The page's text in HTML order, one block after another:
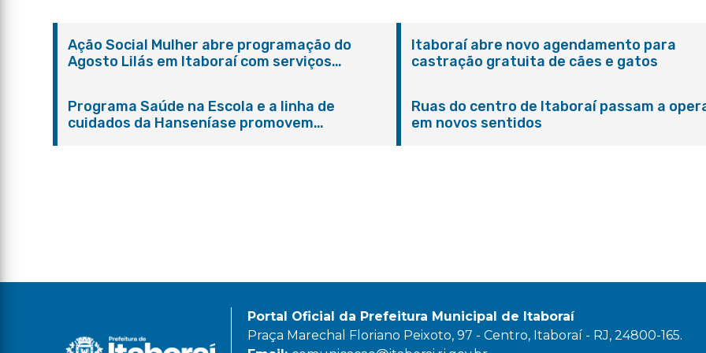
Ação Social Mulher abre programação do
Agosto Lilás em Itaboraí com serviços
Itaboraí abre novo agendamento para
castração gratuita de cães e gatos
Programa Saúde na Escola e a linha de
cuidados da Hanseníase promovem
Ruas do centro de Itaboraí passam a
em novos sentidos
Portal Oficial da Prefeitura Municipal de Itaboraí
Praça Marechal Floriano Peixoto, 97 - Centro, Itaboraí - RJ, 24800-165.